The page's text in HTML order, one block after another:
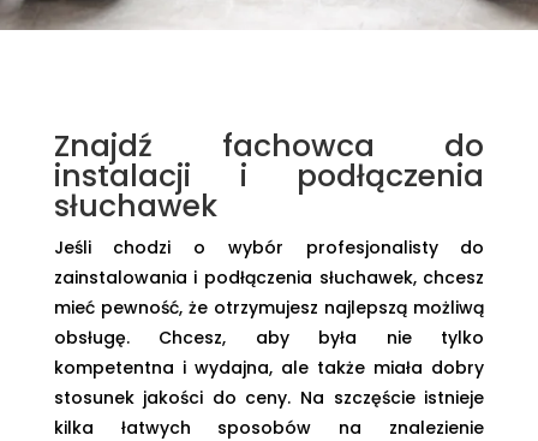
Znajdź fachowca do
instalacji i podłączenia
słuchawek
Jeśli chodzi o wybór profesjonalisty do
zainstalowania i podłączenia słuchawek, chcesz
mieć pewność, że otrzymujesz najlepszą możliwą
obsługę. Chcesz, aby była nie tylko
kompetentna i wydajna, ale także miała dobry
stosunek jakości do ceny. Na szczęście istnieje
kilka łatwych sposobów na znalezienie